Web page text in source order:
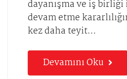
dayanışma ve iş
devam etme
kez daha teyit…
Devamını Oku